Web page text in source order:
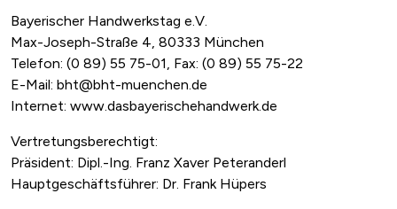
Bayerischer Handwerkstag e.V.
Max-Joseph-Straße 4, 80333 München
Telefon: (0 89) 55 75-01, Fax: (0 89) 55 75-22
E-Mail: bht@bht-muenchen.de
Internet: www.dasbayerischehandwerk.de
Vertretungsberechtigt:
Präsident: Dipl.-Ing. Franz Xaver Peteranderl
Hauptgeschäftsführer: Dr. Frank Hüpers